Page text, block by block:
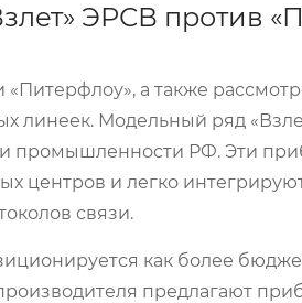
ЭРСВ против
а также
линеек. Модельный ряд
промышленности РФ. Эти
центров и легко
связи.
как более
предлагают